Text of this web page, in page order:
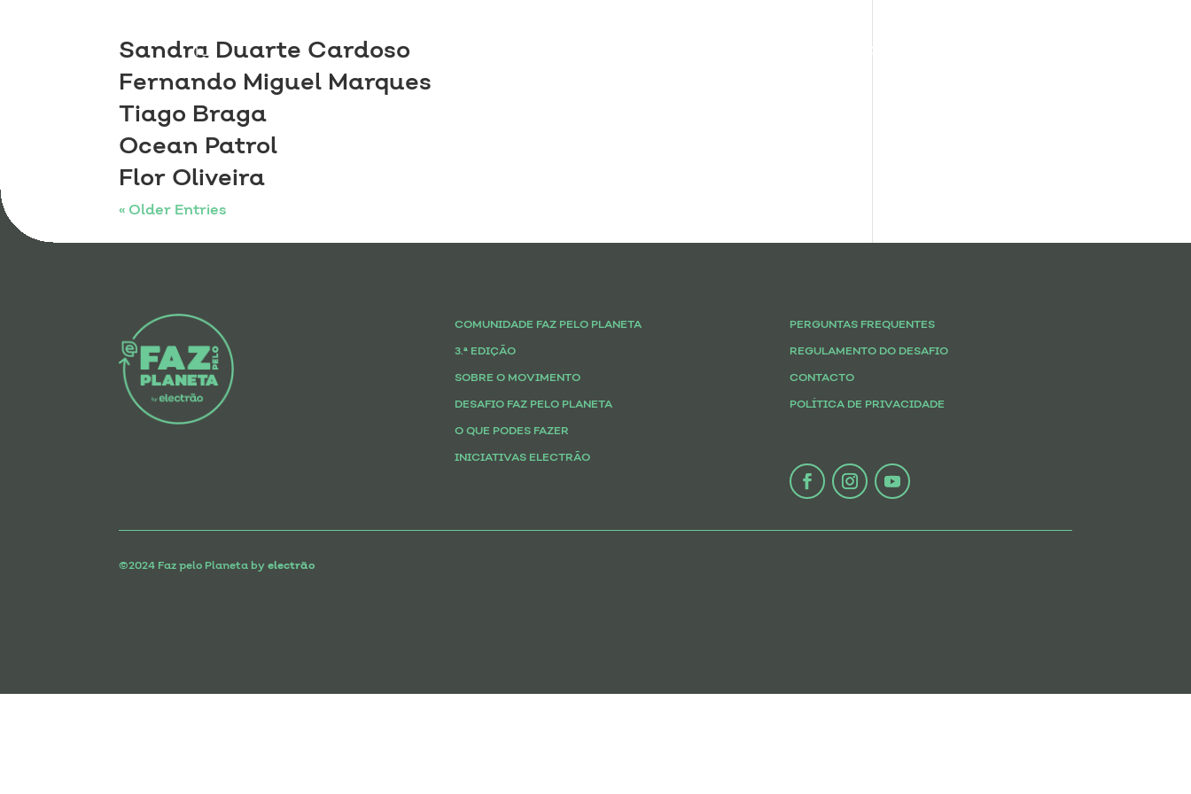
Big Changers
Sandra Duarte Cardoso
Fernando Miguel Marques
Tiago Braga
Ocean Patrol
Flor Oliveira
« Older Entries
COMUNIDADE FAZ PELO PLANETA
3.ª EDIÇÃO
SOBRE O MOVIMENTO
DESAFIO FAZ PELO PLANETA
O QUE PODES FAZER
INICIATIVAS ELECTRÃO
PERGUNTAS FREQUENTES
REGULAMENTO DO DESAFIO
CONTACTO
POLÍTICA DE PRIVACIDADE
©2024 Faz pelo Planeta byelectrão